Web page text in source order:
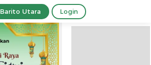
Barito Utara Login